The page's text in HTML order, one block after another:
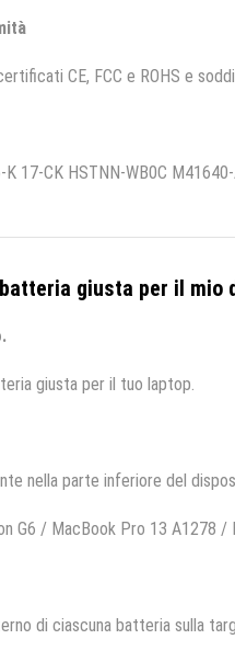
CE, FCC e ROHS e
17-CK HSTNN-WB0C
giusta per il mio
giusta per il tuo laptop.
nella parte inferiore del
G6 / MacBook Pro 13 A1278 /
di ciascuna batteria sulla